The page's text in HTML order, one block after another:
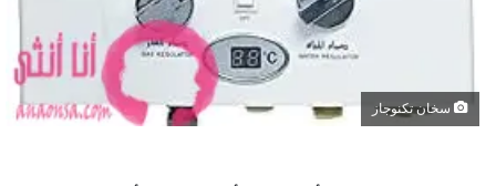
سخان تكنوجاز